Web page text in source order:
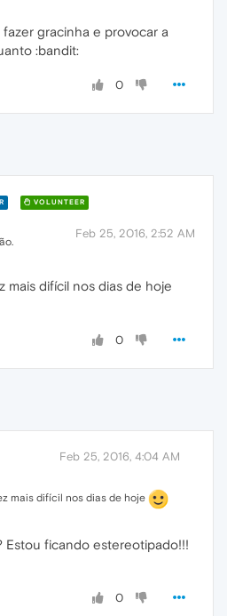
gracinha e provocar a
:bandit:
0
VOLUNTEER
Feb 25, 2016, 2:52 AM
mais difícil nos dias de hoje
0
Feb 25, 2016, 4:04 AM
mais difícil nos dias de hoje
Estou ficando estereotipado!!!
0